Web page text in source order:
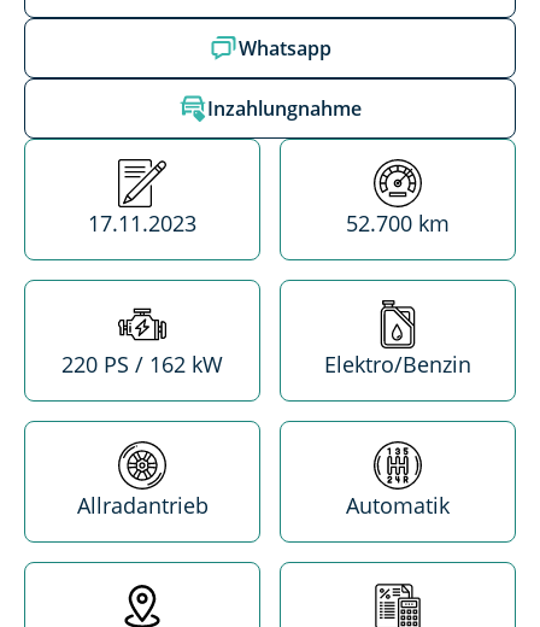
Whatsapp
Inzahlungnahme
Erstzulassung
17.11.2023
Kilometerstand
52.700 km
Leistung
220 PS / 162 kW
Treibstoff
Elektro/Benzin
Antrieb
Allradantrieb
Getriebe
Automatik
Standort MwSt.